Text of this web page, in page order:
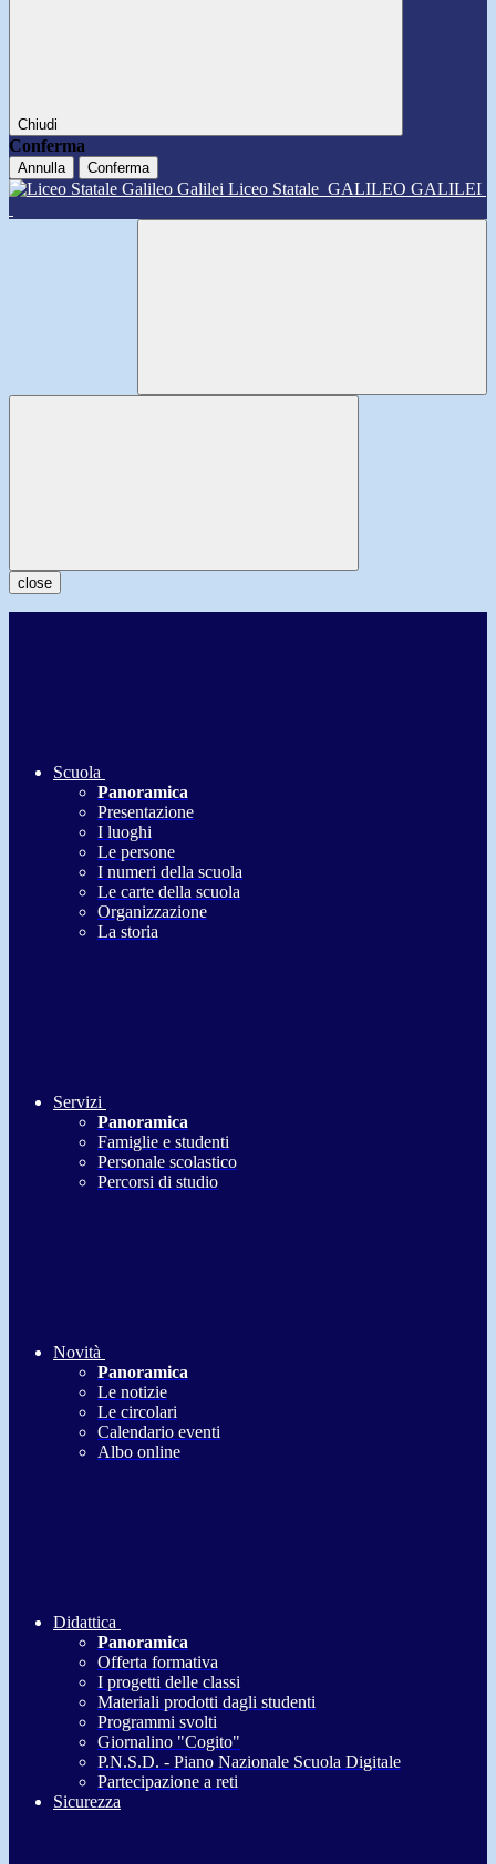
Chiudi
Conferma
Annulla Conferma
Liceo Statale GALILEO GALILEI
close
Scuola
Panoramica
Presentazione
I luoghi
Le persone
I numeri della scuola
Le carte della scuola
Organizzazione
La storia
Servizi
Panoramica
Famiglie e studenti
Personale scolastico
Percorsi di studio
Novità
Panoramica
Le notizie
Le circolari
Calendario eventi
Albo online
Didattica
Panoramica
Offerta formativa
I progetti delle classi
Materiali prodotti dagli studenti
Programmi svolti
Giornalino "Cogito"
P.N.S.D. - Piano Nazionale Scuola Digitale
Partecipazione a reti
Sicurezza